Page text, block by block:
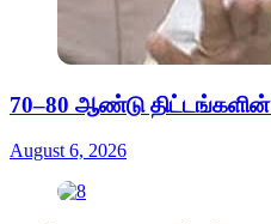
70–80 ஆண்டு
August 6, 2026